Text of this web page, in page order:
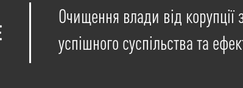
Очищення влади від
успішного суспільства та